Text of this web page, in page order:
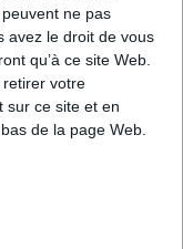
ne pas
avez le droit de vous
qu’à ce site Web.
votre
sur ce site et en
de la page Web.
comme fil rouge